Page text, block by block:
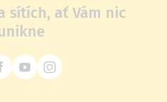
sítích, ať Vám nic